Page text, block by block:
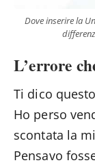
Dove inserire la
L’errore
Ti dico
Ho perso
scontata la
Pensavo